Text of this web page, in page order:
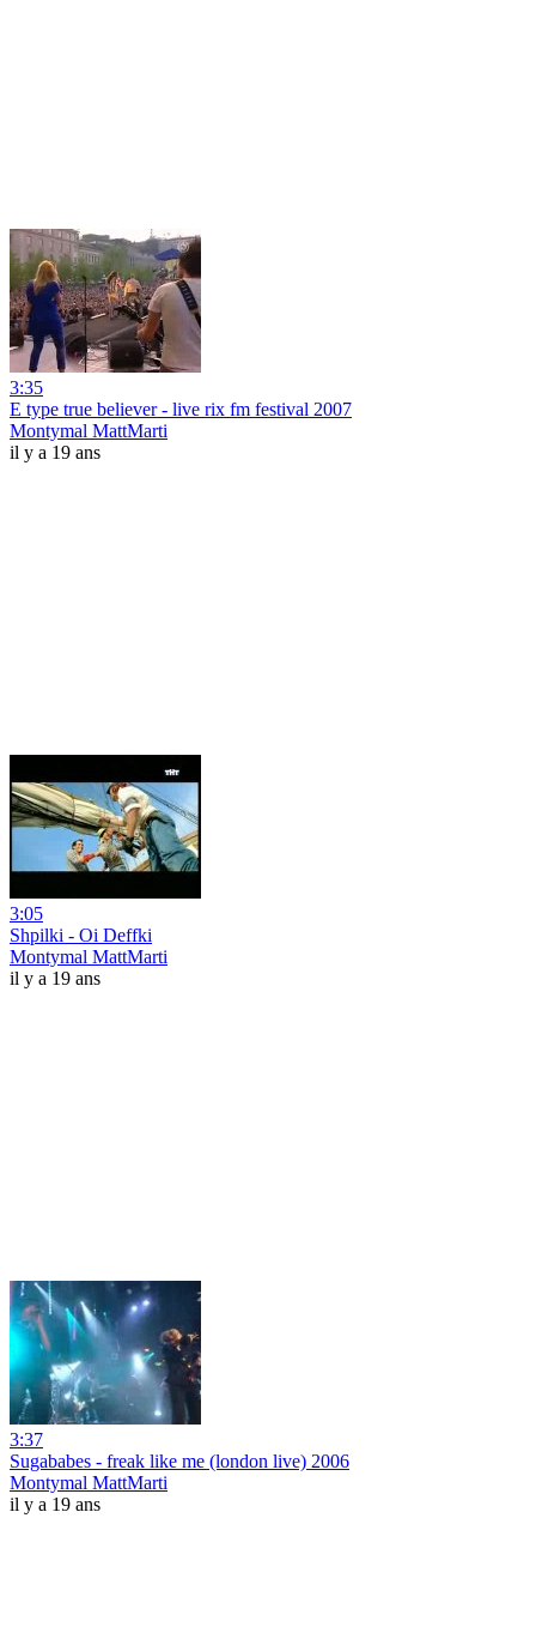
3:35
E type true believer - live rix fm festival 2007
Montymal MattMarti
il y a 19 ans
3:05
Shpilki - Oi Deffki
Montymal MattMarti
il y a 19 ans
3:37
Sugababes - freak like me (london live) 2006
Montymal MattMarti
il y a 19 ans